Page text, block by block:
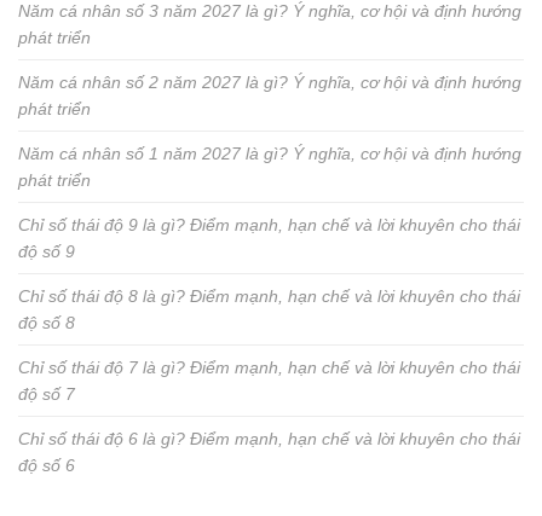
Năm cá nhân số 3 năm 2027 là gì? Ý nghĩa, cơ hội và định hướng
phát triển
Năm cá nhân số 2 năm 2027 là gì? Ý nghĩa, cơ hội và định hướng
phát triển
Năm cá nhân số 1 năm 2027 là gì? Ý nghĩa, cơ hội và định hướng
phát triển
Chỉ số thái độ 9 là gì? Điểm mạnh, hạn chế và lời khuyên cho thái
độ số 9
Chỉ số thái độ 8 là gì? Điểm mạnh, hạn chế và lời khuyên cho thái
độ số 8
Chỉ số thái độ 7 là gì? Điểm mạnh, hạn chế và lời khuyên cho thái
độ số 7
Chỉ số thái độ 6 là gì? Điểm mạnh, hạn chế và lời khuyên cho thái
độ số 6